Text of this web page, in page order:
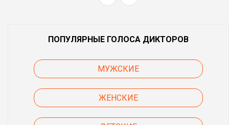
ПОПУЛЯРНЫЕ ГОЛОСА ДИКТОРОВ
МУЖСКИЕ
ЖЕНСКИЕ